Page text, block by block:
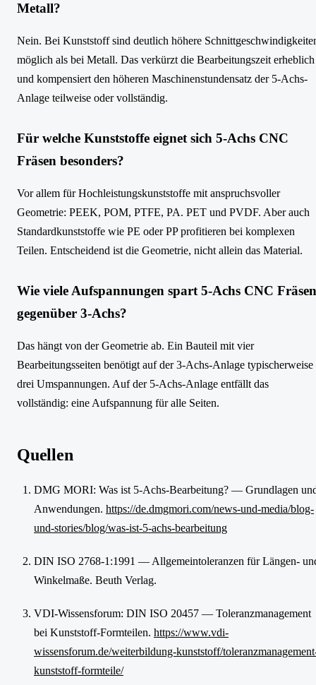
Metall?
Nein. Bei Kunststoff sind deutlich höhere
möglich als bei Metall. Das verkürzt die Bearbeitungszeit erheblich
und kompensiert den höheren Maschinenstundensatz der 5-Achs-
Anlage teilweise oder vollständig.
Für welche Kunststoffe eignet sich 5-Achs CNC
Fräsen besonders?
Vor allem für Hochleistungskunststoffe mit anspruchsvoller
Geometrie: PEEK, POM, PTFE, PA. PET und PVDF. Aber auch
Standardkunststoffe wie PE oder PP profitieren bei komplexen
Teilen. Entscheidend ist die Geometrie, nicht allein das Material.
Wie viele Aufspannungen spart 5-Achs CNC Fräsen
gegenüber 3-Achs?
Das hängt von der Geometrie ab. Ein Bauteil mit vier
Bearbeitungsseiten benötigt auf der 3-Achs-Anlage typischerweise
drei Umspannungen. Auf der 5-Achs-Anlage entfällt das
vollständig: eine Aufspannung für alle Seiten.
Quellen
DMG MORI: Was ist 5-Achs-Bearbeitung? — Grundlagen
Anwendungen. https://de.dmgmori.com/news-und-media/blog-
und-stories/blog/was-ist-5-achs-bearbeitung
DIN ISO 2768-1:1991 — Allgemeintoleranzen für Längen-
Winkelmaße. Beuth Verlag.
VDI-Wissensforum: DIN ISO 20457 — Toleranzmanagement
bei Kunststoff-Formteilen. https://www.vdi-
wissensforum.de/weiterbildung-kunststoff/
kunststoff-formteile/